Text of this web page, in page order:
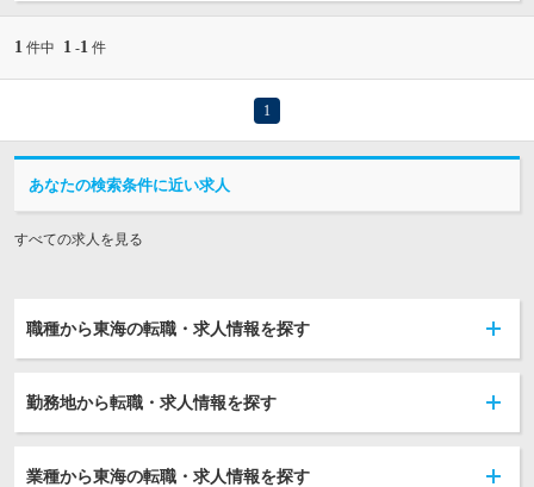
1 件中 1 -1 件
1
あなたの検索条件に近い求人
すべての求人を見る
職種から東海の転職・求人情報を探す
勤務地から転職・求人情報を探す
業種から東海の転職・求人情報を探す